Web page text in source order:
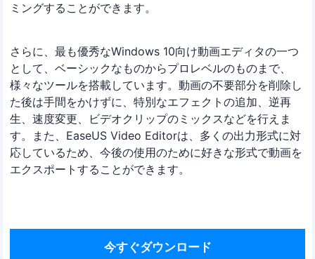
ミングすることができます。
さらに、最も優秀なWindows 10向け動画エディタの一つ
として、ベーシックなものからプロレベルのものまで、
様々なツールを搭載しています。動画の不要部分を削除し
た後は手間をかけずに、特別なエフェクトの追加、逆再
生、速度変更、ビデオクリップのミックスなどを行えま
す。また、EaseUS Video Editorは、多くの出力形式に対
応しているため、今後の使用のために好きな形式で動画を
エクスポートすることができます。
今すぐダウンロード